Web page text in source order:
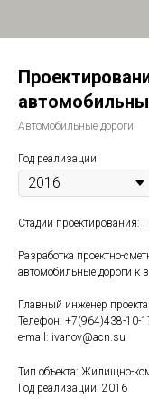
Автомобильные дороги
Год реализации
Стадии проектирования:
Разработка проектно-
автомобильные дороги к
Главный инженер
Телефон: +7(964)438-10-
e-mail: ivanov@acn.su
Тип объекта: Жилищно-
Год реализации: 2016